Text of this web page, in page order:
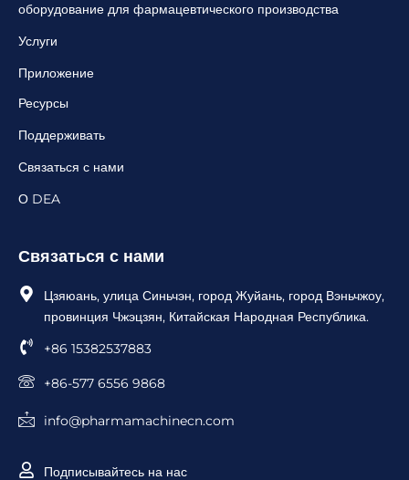
оборудование для фармацевтического производства
Услуги
Приложение
Ресурсы
Поддерживать
Связаться с нами
О DEA
Связаться с нами
Цзяюань, улица Синьчэн, город Жуйань, город Вэньчжоу,
провинция Чжэцзян, Китайская Народная Республика.
+86 15382537883
+86-577 6556 9868
info@pharmamachinecn.com
Подписывайтесь на нас